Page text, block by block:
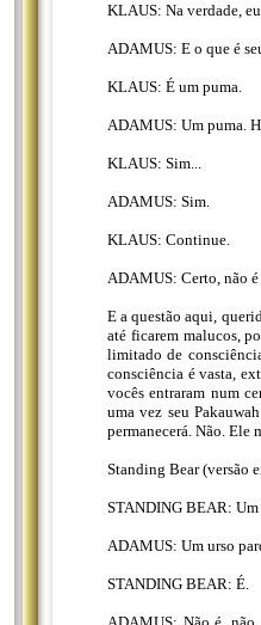
KLAUS: Na verdade,
ADAMUS: E o que é
KLAUS: É um puma.
ADAMUS: Um puma.
KLAUS: Sim...
ADAMUS: Sim.
KLAUS: Continue.
ADAMUS: Certo, não
E a questão aqui,
até ficarem malucos,
limitado de
consciência é vasta,
vocês entraram num
uma vez seu
permanecerá. Não. Ele
Standing Bear (versão
STANDING BEAR: Um
ADAMUS: Um urso
STANDING BEAR: É.